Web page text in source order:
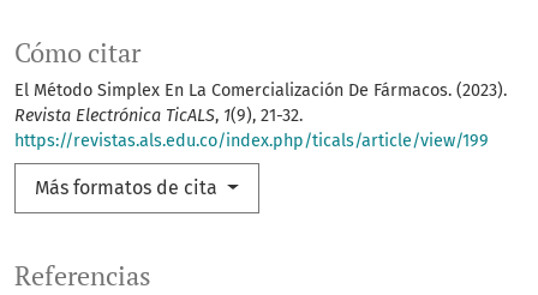
Cómo citar
El Método Simplex En La Comercialización De Fármacos. (2023).
Revista Electrónica TicALS, 1(9), 21-32.
https://revistas.als.edu.co/index.php/ticals/article/view/199
Más formatos de cita
Referencias